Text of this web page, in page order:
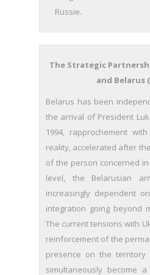
Russie.
The Strategic
and Belarus
Belarus has been
the arrival of President
1994, rapprochement
reality, accelerated after
of the person concerned
level, the Belarusian
increasingly dependent
integration going beyond
The current tensions with
reinforcement of the
presence on the
simultaneously become